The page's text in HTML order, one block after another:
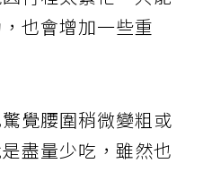
也會增加一些重
覺腰圍稍微變粗或
盡量少吃，雖然也